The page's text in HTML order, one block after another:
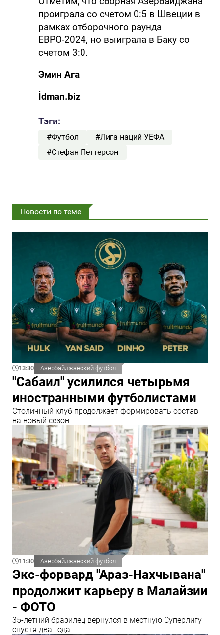
проиграла со счетом 0:5 в Швеции в
рамках отборочного раунда
ЕВРО-2024, но выиграла в Баку со
счетом 3:0.
Эмин Ага
İdman.biz
Тэги:
#Футбол
#Лига наций УЕФА
#Стефан Петтерсон
Новости по теме
13:30 Азербайджанский футбол
"Сабаил" усилился четырьмя
иностранными футболистами
Столичный клуб продолжает формировать состав
на новый сезон
11:30 Азербайджанский футбол
Экс-форвард "Араз-Нахчывана"
продолжит карьеру в Малайзии
- ФОТО
35-летний бразилец вернулся в местную Суперлигу
спустя два года